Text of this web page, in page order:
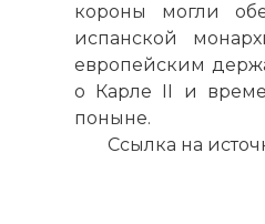
короны могли
испанской
европейским
о Карле II и
поныне.
Ссылка на